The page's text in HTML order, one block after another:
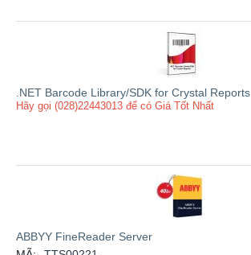
.NET Barcode Library/SDK for Crystal Reports
Hãy gọi (028)22443013 để có Giá Tốt Nhất
ABBYY FineReader Server